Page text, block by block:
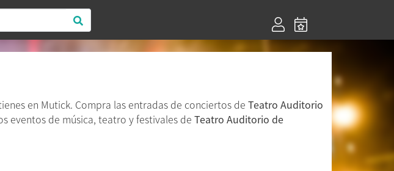
en Mutick. Compra las entradas de conciertos de Teatro Auditorio
eventos de música, teatro y festivales de Teatro Auditorio de